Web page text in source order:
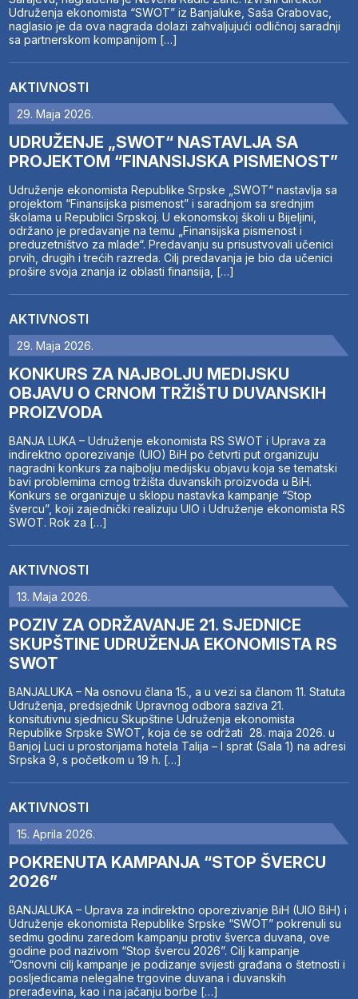
Udruženja ekonomista “SWOT” iz Banjaluke, Saša Grabovac,
naglasio je da ova nagrada dolazi zahvaljujući odličnoj saradnji
sa partnerskom kompanijom […]
AKTIVNOSTI
29. Maja 2026.
UDRUŽENJE „SWOT“ NASTAVLJA SA
PROJEKTOM “FINANSIJSKA PISMENOST”
Udruženje ekonomista Republike Srpske „SWOT“ nastavlja sa
projektom “Finansijska pismenost” i saradnjom sa srednjim
školama u Republici Srpskoj. U ekonomskoj školi u Bijeljini,
održano je predavanje na temu „Finansijska pismenost i
preduzetništvo za mlade“. Predavanju su prisustvovali učenici
prvih, drugih i trećih razreda. Cilj predavanja je bio da učenici
prošire svoja znanja iz oblasti finansija, […]
AKTIVNOSTI
29. Maja 2026.
KONKURS ZA NAJBOLJU MEDIJSKU
OBJAVU O CRNOM TRŽIŠTU DUVANSKIH
PROIZVODA
BANJA LUKA – Udruženje ekonomista RS SWOT i Uprava za
indirektno oporezivanje (UIO) BiH po četvrti put organizuju
nagradni konkurs za najbolju medijsku objavu koja se tematski
bavi problemima crnog tržišta duvanskih proizvoda u BiH.
Konkurs se organizuje u sklopu nastavka kampanje “Stop
švercu”, koji zajednički realizuju UIO i Udruženje ekonomista RS
SWOT. Rok za […]
AKTIVNOSTI
13. Maja 2026.
POZIV ZA ODRŽAVANJE 21. SJEDNICE
SKUPŠTINE UDRUŽENJA EKONOMISTA RS
SWOT
BANJALUKA – Na osnovu člana 15., a u vezi sa članom 11. Statuta
Udruženja, predsjednik Upravnog odbora saziva 21.
konsitutivnu sjednicu Skupštine Udruženja ekonomista
Republike Srpske SWOT, koja će se održati 28. maja 2026. u
Banjoj Luci u prostorijama hotela Talija – I sprat (Sala 1) na adresi
Srpska 9, s početkom u 19 h. […]
AKTIVNOSTI
15. Aprila 2026.
POKRENUTA KAMPANJA “STOP ŠVERCU
2026”
BANJALUKA – Uprava za indirektno oporezivanje BiH (UIO BiH) i
Udruženje ekonomista Republike Srpske “SWOT” pokrenuli su
sedmu godinu zaredom kampanju protiv šverca duvana, ove
godine pod nazivom “Stop švercu 2026”. Cilj kampanje
“Osnovni cilj kampanje je podizanje svijesti građana o štetnosti i
posljedicama nelegalne trgovine duvana i duvanskih
prerađevina, kao i na jačanju borbe […]